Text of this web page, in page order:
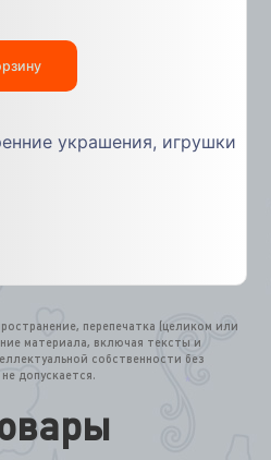
украшения, игрушки
перепечатка (целиком или
материала, включая тексты и
собственности без
допускается.